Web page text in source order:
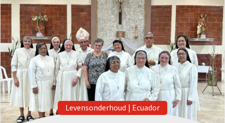
Levensonderhoud | Ecuador